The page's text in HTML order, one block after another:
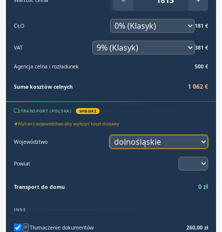
CŁO 181 €
VAT 381 €
Agencja celna i rozładunek 500 €
Suma kosztów celnych 1 062 €
TRANSPORT (POLSKA) WYBIERZ
Wybierz województwo aby wyliczyć koszt dostawy
Województwo
Powiat
Transport do domu 0 zł
INNE
Tłumaczenie dokumentów 260,00 zł